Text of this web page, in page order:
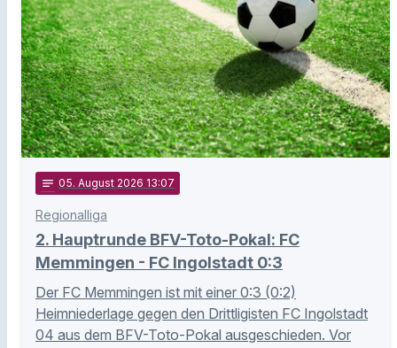
notes 05. August 2026 13:07
Regionalliga
2. Hauptrunde BFV-Toto-Pokal: FC
Memmingen - FC Ingolstadt 0:3
Der FC Memmingen ist mit einer 0:3 (0:2)
Heimniederlage gegen den Drittligisten FC Ingolstadt
04 aus dem BFV-Toto-Pokal ausgeschieden. Vor